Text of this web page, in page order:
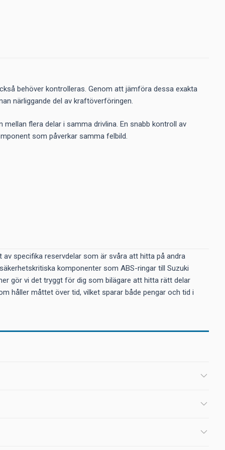
behöver kontrolleras. Genom att jämföra dessa exakta
närliggande del av kraftöverföringen.
flera delar i samma drivlina. En snabb kontroll av
som påverkar samma felbild.
specifika reservdelar som är svåra att hitta på andra
komponenter som ABS-ringar till Suzuki
gör vi det tryggt för dig som bilägare att hitta rätt delar
håller måttet över tid, vilket sparar både pengar och tid i